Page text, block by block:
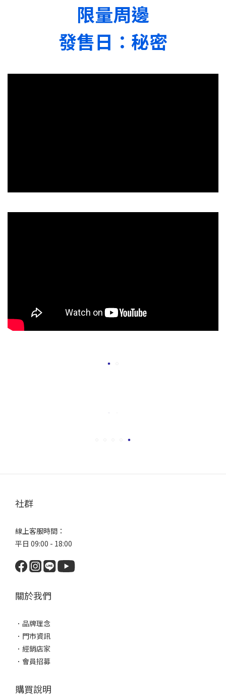
限量周邊
發售日：秘密
社群
線上客服時間：
平日 09:00 - 18:00
關於我們
． 品牌理念
． 門市資訊
． 經銷店家
． 會員招募
購買說明